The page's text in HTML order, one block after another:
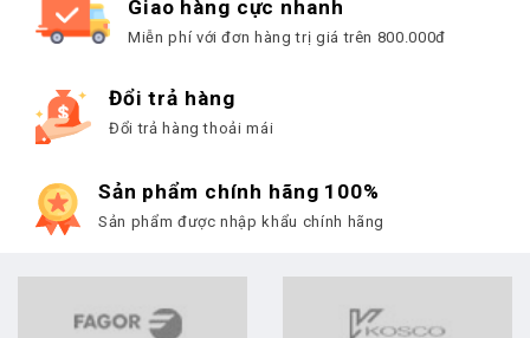
Giao hàng cực nhanh
Miễn phí với đơn hàng trị giá trên 800.000đ
Đổi trả hàng
Đổi trả hàng thoải mái
Sản phẩm chính hãng 100%
Sản phẩm được nhập khẩu chính hãng